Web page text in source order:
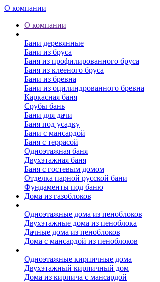
О компании
О компании
Бани деревянные
Бани из бруса
Баня из профилированного бруса
Баня из клееного бруса
Бани из бревна
Бани из оцилиндрованного бревна
Каркасная баня
Срубы бань
Бани для дачи
Баня под усадку
Бани с мансардой
Баня с террасой
Одноэтажная баня
Двухэтажная баня
Баня с гостевым домом
Отделка парной русской бани
Фундаменты под баню
Дома из газоблоков
Одноэтажные дома из пеноблоков
Двухэтажные дома из пеноблока
Дачные дома из пеноблоков
Дома с мансардой из пеноблоков
Одноэтажные кирпичные дома
Двухэтажный кирпичный дом
Дома из кирпича с мансардой